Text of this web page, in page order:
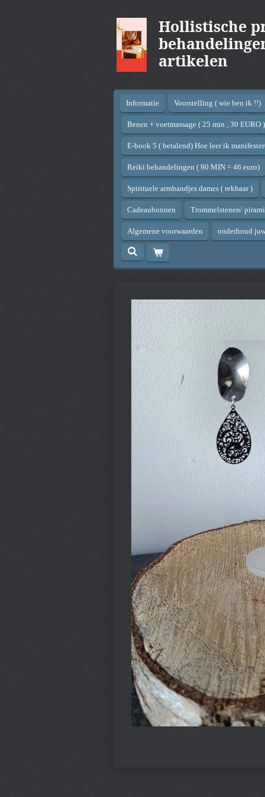
Hollistische
artikelen
Informatie Voorstelling ( wie ben ik !!)
Benen + voetmassage ( 25 min , 30 EURO )
E-book 5 ( betalend) Hoe leer ik
Reiki behandelingen ( 90 MIN = 46 euro)
Spirituele armbandjes dames ( rekbaar )
Cadeaubonnen Trommelstenen/
Algemene voorwaarden onderhoud